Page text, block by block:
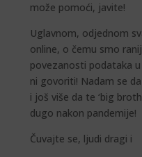
može pomoći, javite!
Uglavnom, odjednom
online, o čemu smo
povezanosti podataka
ni govoriti! Nadam se
i još više da te ‘big
dugo nakon pandemije!
Čuvajte se, ljudi dragi i